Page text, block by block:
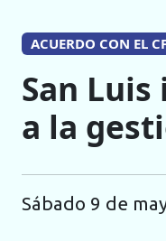
ACUERDO CON EL
San
a la
sábado 9 de